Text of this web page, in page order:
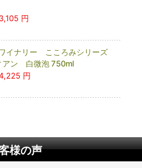
3,105 円
イナリー こころみシリーズ
ン 白微泡 750ml
円
様の声